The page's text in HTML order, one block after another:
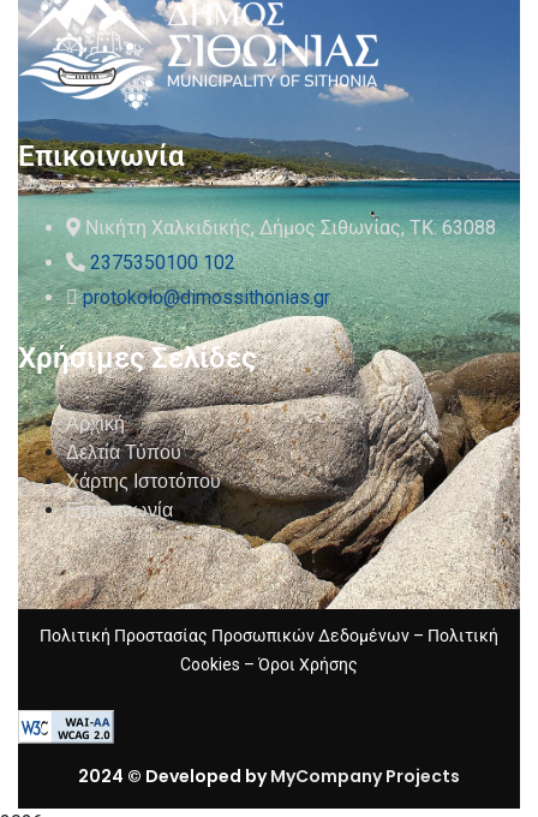
Επικοινωνία
Νικήτη Χαλκιδικής, Δήμος Σιθωνίας, ΤΚ: 63088
2375350100 102
protokolo@dimossithonias.gr
Χρήσιμες Σελίδες
Αρχική
Δελτία Τύπου
Χάρτης Ιστοτόπου
Επικοινωνία
Πολιτική Προστασίας Προσωπικών Δεδομένων – Πολιτική
Cookies – Όροι Χρήσης
2024 © Developed byMyCompany Projects